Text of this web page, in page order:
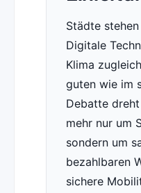
Städte
Digitale
Klima
guten wie im
Debatte
mehr nur um
sondern um
bezahlbaren
sichere